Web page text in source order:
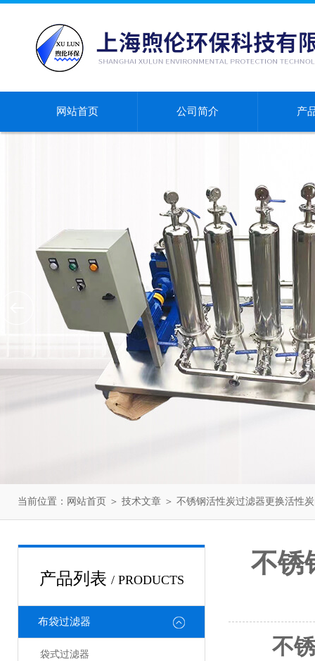
网站首页 公司简介 产
当前位置： 网站首页 ＞ 技术文章 ＞ 不锈钢活性炭过滤器更换活性
产品列表 / PRODUCTS
布袋过滤器
袋式过滤器
不锈
不